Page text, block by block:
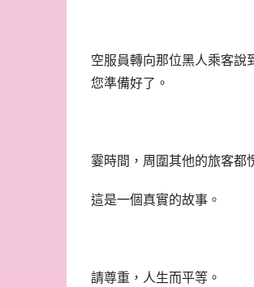
空服員轉向那位黑人乘客
您準備好了。
霎時間，周圍其他的旅客都
這是一個真實的故事。
請尊重，人生而平等。